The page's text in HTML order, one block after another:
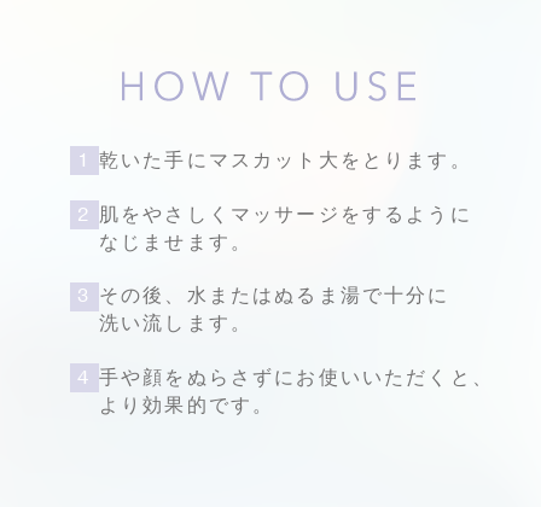
1 乾いた手にマスカット大をとります。
2 肌をやさしくマッサージをするように
なじませます。
3 その後、水またはぬるま湯で十分に
洗い流します。
4 手や顔をぬらさずにお使いいただくと、
より効果的です。